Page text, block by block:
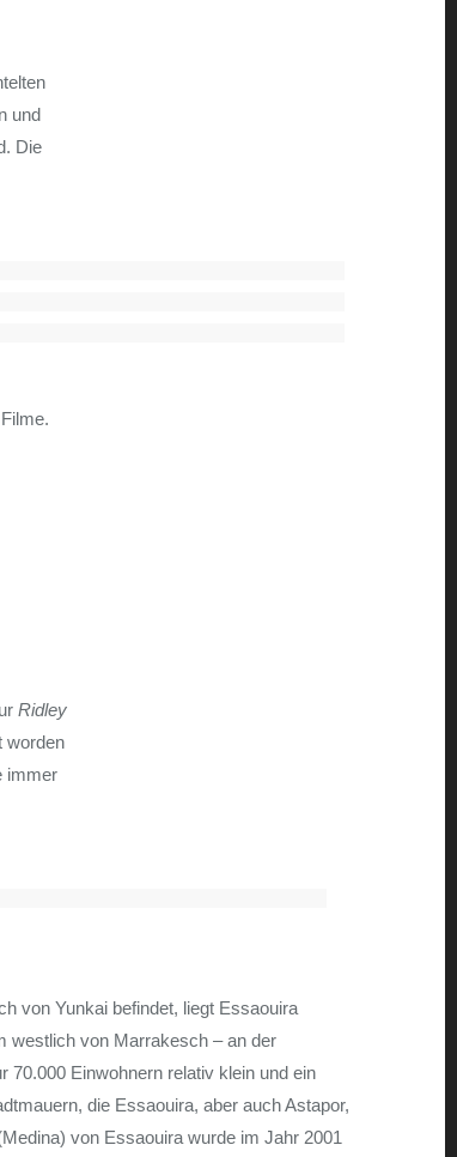
und
Die
Ridley
worden
immer
von Yunkai befindet, liegt Essaouira
westlich von Marrakesch – an der
Einwohnern relativ klein und ein
die Essaouira, aber auch Astapor,
von Essaouira wurde im Jahr 2001